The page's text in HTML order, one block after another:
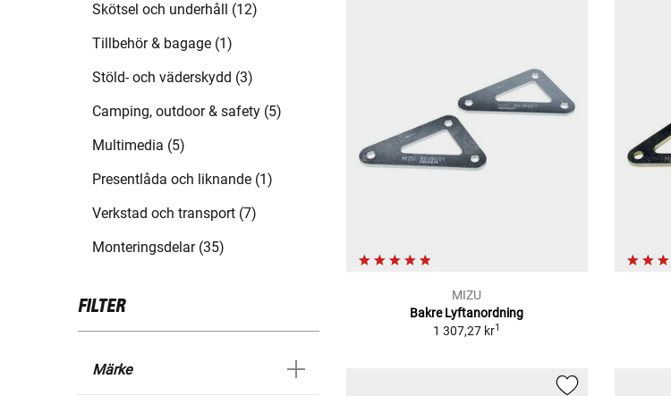
Skötsel och underhåll (12)
Tillbehör & bagage (1)
Stöld- och väderskydd (3)
Camping, outdoor & safety (5)
Multimedia (5)
Presentlåda och liknande (1)
Verkstad och transport (7)
Monteringsdelar (35)
FILTER
Märke
MIZU
Bakre Lyftanordning
1 307,27 kr1